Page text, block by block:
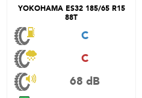
YOKOHAMA ES32 185/65 R15
88T
C
C
68 dB